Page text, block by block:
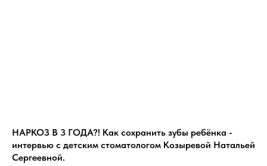
НАРКОЗ В 3 ГОДА?! Как сохранить зубы ребёнка -
интервью с детским стоматологом Козыревой Натальей
Сергеевной.